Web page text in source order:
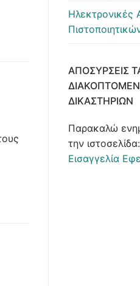
Ηλεκτρονικές
ΑΠΟΣΎΡΣΕΙΣ
ΔΙΚΑΣΤΗΡΊΩΝ
Παρακαλώ
την ιστοσελίδα:
Εισαγγελία